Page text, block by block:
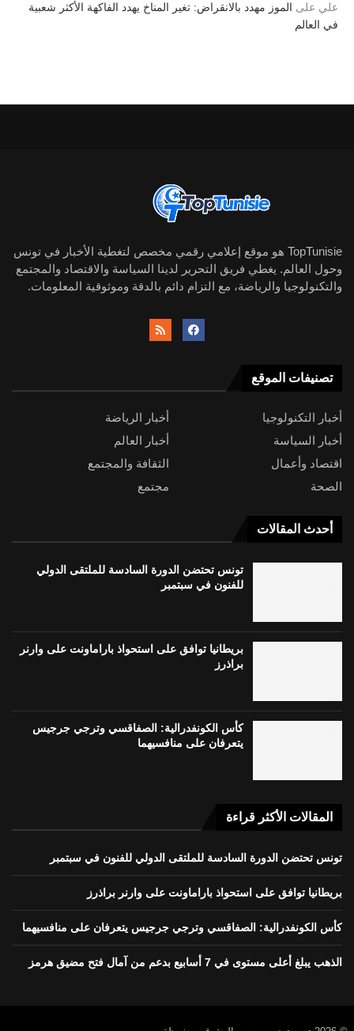
علي على الموز مهدد بالانقراض: تغير المناخ يهدد الفاكهة الأكثر شعبية
في العالم
TopTunisie هو موقع إعلامي رقمي مخصص لتغطية الأخبار في تونس
وحول العالم. يغطي فريق التحرير لدينا السياسة والاقتصاد والمجتمع
والتكنولوجيا والرياضة، مع التزام دائم بالدقة وموثوقية المعلومات.
تصنيفات الموقع
أخبار التكنولوجيا
أخبار الرياضة
أخبار السياسة
أخبار العالم
اقتصاد وأعمال
الثقافة والمجتمع
الصحة
مجتمع
أحدث المقالات
تونس تحتضن الدورة السادسة للملتقى الدولي
للفنون في سبتمبر
بريطانيا توافق على استحواذ باراماونت على وارنر
براذرز
كأس الكونفدرالية: الصفاقسي وترجي جرجيس
يتعرفان على منافسيهما
المقالات الأكثر قراءة
تونس تحتضن الدورة السادسة للملتقى الدولي للفنون في سبتمبر
بريطانيا توافق على استحواذ باراماونت على وارنر براذرز
كأس الكونفدرالية: الصفاقسي وترجي جرجيس يتعرفان على منافسيهما
الذهب يبلغ أعلى مستوى في 7 أسابيع بدعم من آمال فتح مضيق هرمز